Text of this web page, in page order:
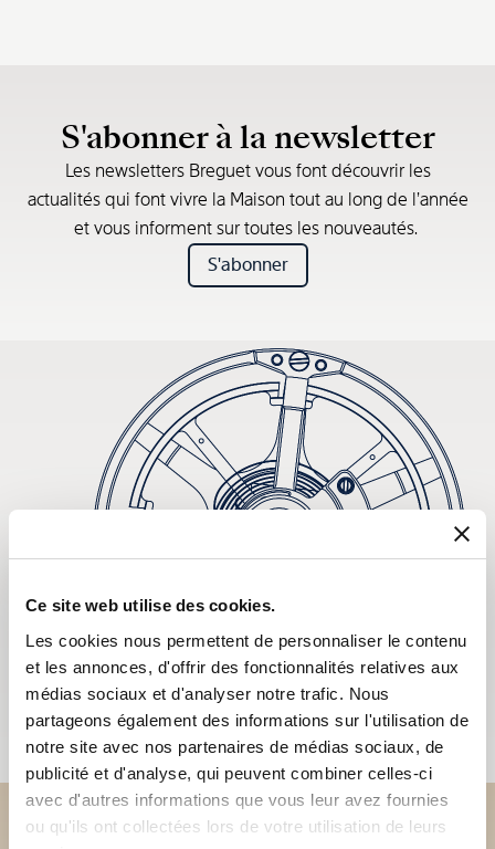
Ce site web utilise des cookies.
Les cookies nous permettent de personnaliser le contenu
et les annonces, d'offrir des fonctionnalités relatives aux
médias sociaux et d'analyser notre trafic. Nous
partageons également des informations sur l'utilisation de
notre site avec nos partenaires de médias sociaux, de
publicité et d'analyse, qui peuvent combiner celles-ci
avec d'autres informations que vous leur avez fournies
ou qu'ils ont collectées lors de votre utilisation de leurs
S'abonner à la newsletter
Les newsletters Breguet vous font découvrir les
actualités qui font vivre la Maison tout au long de l’année
et vous informent sur toutes les nouveautés.
S'abonner